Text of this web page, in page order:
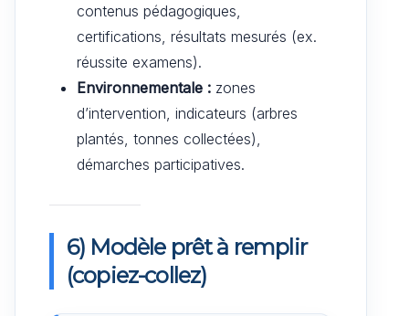
contenus pédagogiques,
certifications, résultats mesurés (ex.
réussite examens).
Environnementale : zones
d’intervention, indicateurs (arbres
plantés, tonnes collectées),
démarches participatives.
6) Modèle prêt à remplir
(copiez-collez)